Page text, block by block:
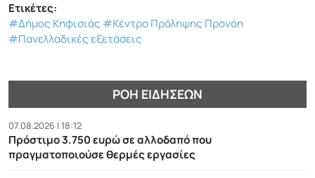
Ετικέτες:
#Δήμος Κηφισιάς #Κέντρο Πρόληψης Προνόη
#Πανελλαδικές εξετάσεις
ΡΟΉ ΕΙΔΉΣΕΩΝ
07.08.2026 | 18:12
Πρόστιμο 3.750 ευρώ σε αλλοδαπό που
πραγματοποιούσε θερμές εργασίες